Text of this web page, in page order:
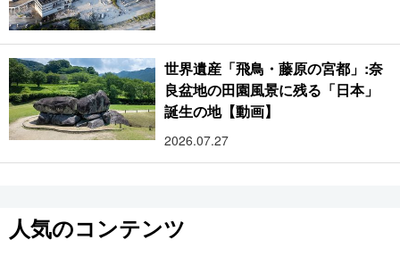
世界遺産「飛鳥・藤原の宮都」:奈
良盆地の田園風景に残る「日本」
誕生の地【動画】
2026.07.27
人気のコンテンツ